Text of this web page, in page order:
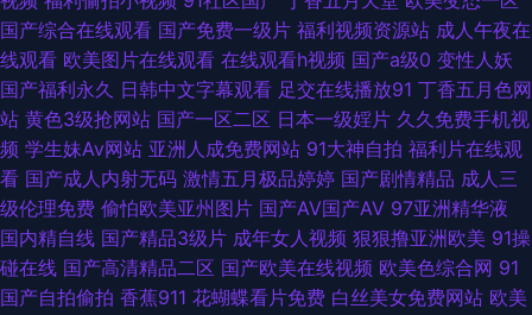
久免费视频 狠狠鲁2026 91热资源站 日韩中美欧免费 国内精品久 888免费大
片 日韩欧美国产亚洲精品 黄色仓库 日韩欧美国产精品 狠狠综合 91精品福利
短视频 日日夜夜激情色区 精品日韩综合1区 亚洲五月天综合 欧美三级电 国
产91av视频 亚洲人午夜射精 好男人资源在线观看好 亚洲精品午夜国产v 国
产欧美日韩在线 五月天资源站 二区中文 日韩不卡高清在线观看 爱琴海论坛
国产综合在线观看 国产免费一级片 福利视频资源站 成人午夜在
线观看 欧美图片在线观看 在线观看h视频 国产a级0 变性人妖
国产福利永久 日韩中文字幕观看 足交在线播放91 丁香五月色网
站 黄色3级抢网站 国产一区二区 日本一级婬片 久久免费手机视
频 学生妹Av网站 亚洲人成免费网站 91大神自拍 福利片在线观
看 国产成人内射无码 激情五月极品婷婷 国产剧情精品 成人三
级伦理免费 偷怕欧美亚州图片 国产AV国产AV 97亚洲精华液
国内精自线 国产精品3级片 成年女人视频 狠狠撸亚洲欧美 91操
碰在线 国产高清精品二区 国产欧美在线视频 欧美色综合网 91
国产自拍偷拍 香蕉911 花蝴蝶看片免费 白丝美女免费网站 欧美